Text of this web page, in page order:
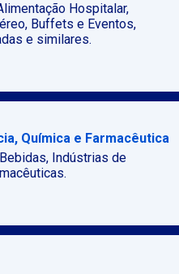
Hospitalar,
Buffets e Eventos,
e similares.
Química e Farmacêutica
Indústrias de